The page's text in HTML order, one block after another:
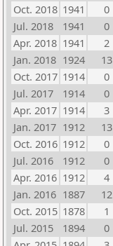
Oct. 2018 1941 0
Jul. 2018
1941 0
Apr. 2018 1941 2
Jan. 2018 1924 13
Oct. 2017 1914 0
Jul. 2017
1914 0
Apr. 2017 1914 3
Jan. 2017 1912 13
Oct. 2016 1912 0
Jul. 2016
1912 0
Apr. 2016 1912 4
Jan. 2016 1887 12
Oct. 2015 1878 1
Jul. 2015
1894 0